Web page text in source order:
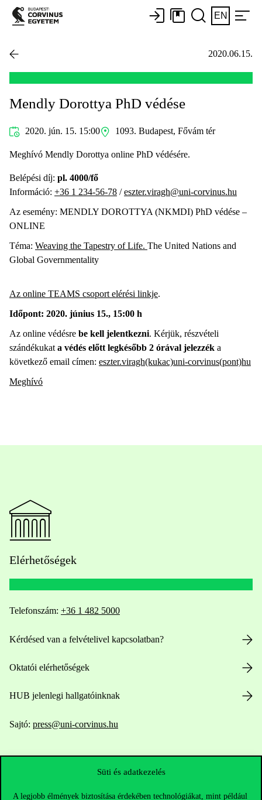
Süti és adatkezelés
A legjobb élmények biztosítása érdekében technológiákat, mint például
EN
2020.06.15.
Mendly Dorottya PhD védése
2020. jún. 15. 15:00 1093. Budapest, Fővám tér
Meghívó Mendly Dorottya online PhD védésére.
Belépési díj: pl. 4000/fő
Információ: +36 1 234-56-78 /eszter.viragh@uni-corvinus.hu
Az esemény: MENDLY DOROTTYA (NKMDI) PhD védése –
ONLINE
Téma: Weaving the Tapestry of Life. The United Nations and
Global Governmentality
Az online TEAMS csoport elérési linkje.
Időpont: 2020. június 15., 15:00 h
Az online védésre be kell jelentkezni. Kérjük, részvételi
szándékukat a védés előtt legkésőbb 2 órával jelezzék a
következő email címen: eszter.viragh(kukac)uni-corvinus(pont)hu
Meghívó
Elérhetőségek
Telefonszám: +36 1 482 5000
Kérdésed van a felvételivel kapcsolatban?
Oktatói elérhetőségek
HUB jelenlegi hallgatóinknak
Sajtó: press@uni-corvinus.hu